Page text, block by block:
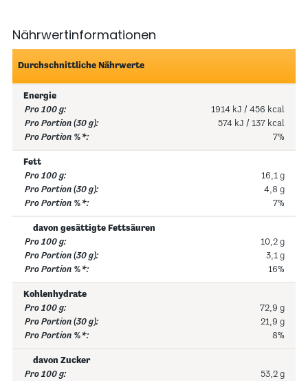
Nährwertinformationen
Durchschnittliche Nährwerte
Energie
1914 kJ / 456 kcal
574 kJ / 137 kcal
7%
Fett
16,1 g
4,8 g
7%
davon gesättigte Fettsäuren
10,2 g
3,1 g
16%
Kohlenhydrate
72,9 g
21,9 g
8%
davon Zucker
53,2 g